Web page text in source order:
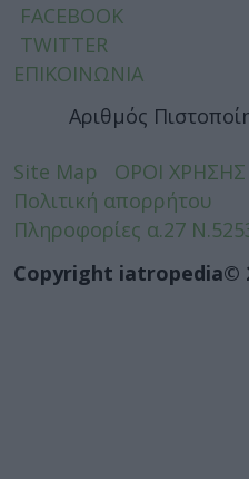
FACEBOOK
TWITTER
ΕΠΙΚΟΙΝΩΝΙΑ
Αριθμός
Site Map ΟΡΟΙ ΧΡΗΣΗΣ
Πολιτική απορρήτου
Πληροφορίες α.27
Copyright iatropedia©